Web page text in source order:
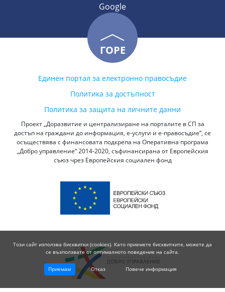
Google
ГОРЕ
Единен портал за електронно правосъдие
Политика за достъпност
Политика за защита на личните данни
Проект „Доразвитие и централизиране на порталите в СП за
достъп на граждани до информация, е-услуги и е-правосъдие“, се
осъществява с финансовата подкрепа на Оперативна програма
„Добро управление“ 2014-2020, съфинансирана от Европейския
съюз чрез Европейския социален фонд
Този сайт използва бисквитки (cookies). Като приемете бисквитките, можете да
се възползвате от оптималното поведение на сайта.
Приемам Отказ Повече информация